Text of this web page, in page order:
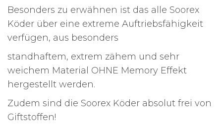
Besonders zu erwähnen ist das alle Soorex
Köder über eine extreme Auftriebsfähigkeit
verfügen, aus besonders
standhaftem, extrem zähem und sehr
weichem Material OHNE Memory Effekt
hergestellt werden.
Zudem sind die Soorex Köder absolut frei von
Giftstoffen!